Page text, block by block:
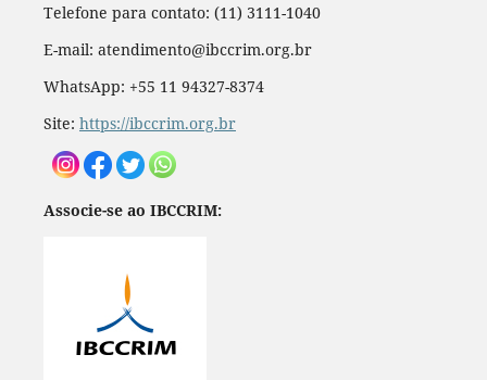
Telefone para contato: (11) 3111-1040
E-mail: atendimento@ibccrim.org.br
WhatsApp: +55 11 94327-8374
Site: https://ibccrim.org.br
Associe-se ao IBCCRIM: